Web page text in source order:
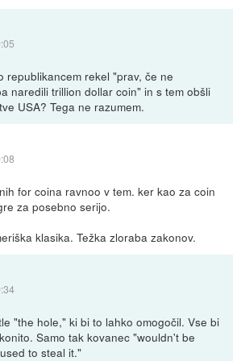
republikancem rekel "prav, če ne
naredili trillion dollar coin" in s tem obšli
USA? Tega ne razumem.
for coina ravnoo v tem. ker kao za coin
za posebno serijo.
klasika. Težka zloraba zakonov.
"the hole," ki bi to lahko omogočil. Vse bi
Samo tak kovanec "wouldn't be
to steal it."